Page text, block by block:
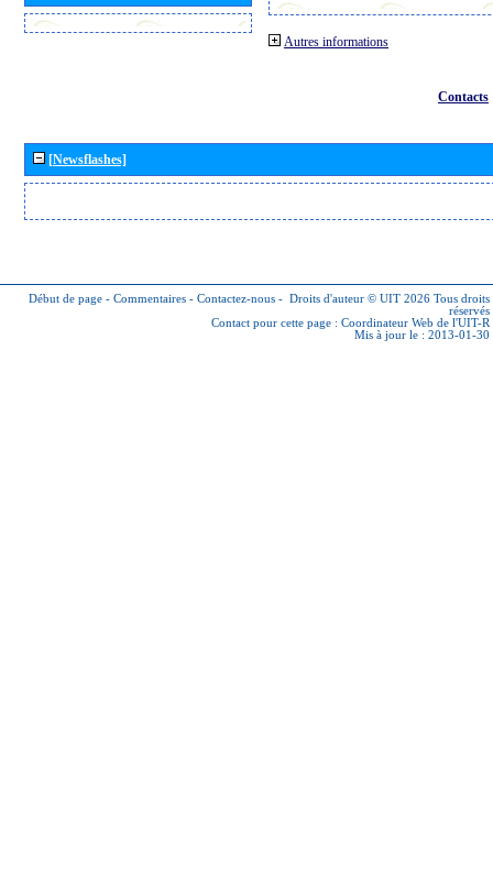
Autres informations
Contacts
[Newsflashes]
Début de page - Commentaires - Contactez-nous - Droits d'auteur © UIT 2026 Tous droits
réservés
Contact pour cette page : Coordinateur Web de l'UIT-R
Mis à jour le : 2013-01-30